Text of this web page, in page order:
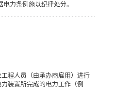
力条例施以纪律处分。
程人员（由承办商雇用）进行
装置所完成的电力工作（例